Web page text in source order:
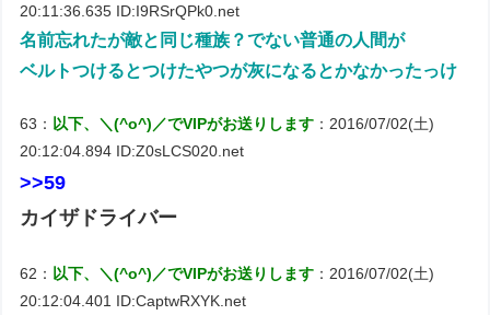
20:11:36.635 ID:I9RSrQPk0.net
名前忘れたが敵と同じ種族？でない普通の人間が
ベルトつけるとつけたやつが灰になるとかなかったっけ
63： 以下、＼(^o^)／でVIPがお送りします ：2016/07/02(土)
20:12:04.894 ID:Z0sLCS020.net
>>59
カイザドライバー
62： 以下、＼(^o^)／でVIPがお送りします ：2016/07/02(土)
20:12:04.401 ID:CaptwRXYK.net